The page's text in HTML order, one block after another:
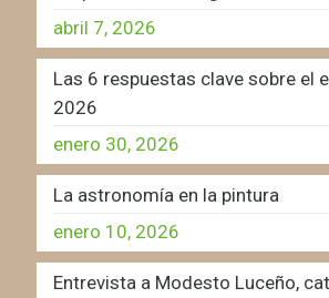
abril 7, 2026
Las 6 respuestas clave sobre el
2026
enero 30, 2026
La astronomía en la pintura
enero 10, 2026
Entrevista a Modesto Luceño,